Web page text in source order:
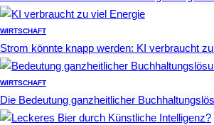
WIRTSCHAFT
Strom könnte knapp werden: KI verbraucht
WIRTSCHAFT
Die Bedeutung ganzheitlicher